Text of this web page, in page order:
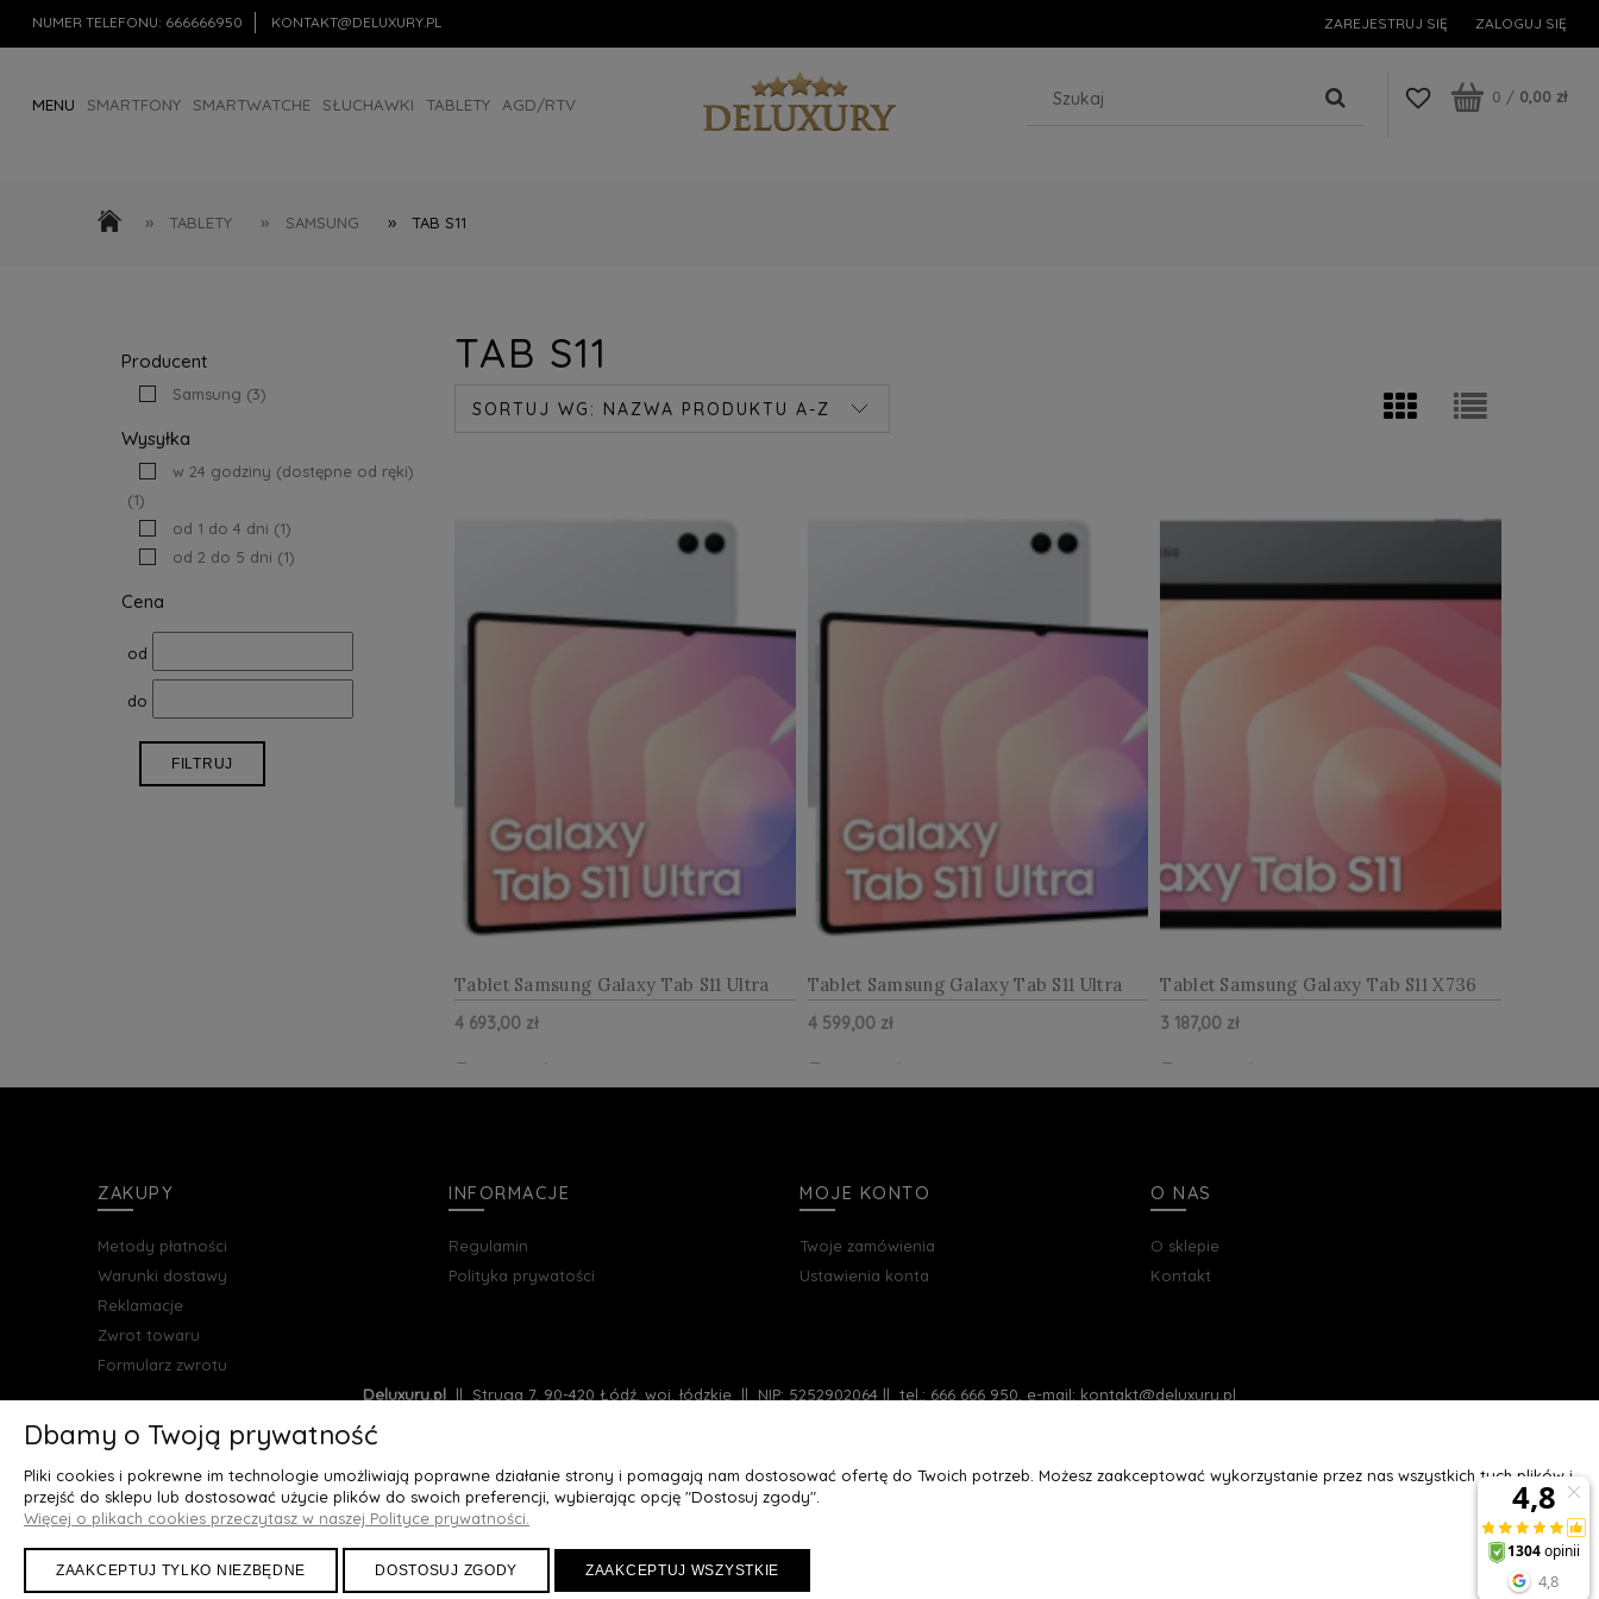
NUMER TELEFONU: 666666950 KONTAKT@DELUXURY.PL ZAREJESTRUJ SIĘ ZALOGUJ SIĘ
MENU SMARTFONY SMARTWATCHE SŁUCHAWKI TABLETY AGD/RTV 0 / 0,00 zł
» TABLETY » SAMSUNG » TAB S11
Producent
Samsung (3)
Wysyłka
w 24 godziny (dostępne od ręki)
(1)
od 1 do 4 dni (1)
od 2 do 5 dni (1)
Cena
od
do
FILTRUJ
TAB S11
SORTUJ WG: NAZWA PRODUKTU A-Z
Tablet Samsung Galaxy Tab S11 Ultra
X930 WiFi 14.6 12GB RAM 256GB -
Silver
4 693,00 zł
Tablet Samsung Galaxy Tab S11 Ultra
X936 5G 14.6 12GB RAM 256GB - Silver
4 599,00 zł
Tablet Samsung Galaxy Tab S11 X736
5G 11 12GB RAM 128GB - Gray
3 187,00 zł
ZAKUPY
Metody płatności
Warunki dostawy
Reklamacje
Zwrot towaru
Formularz zwrotu
INFORMACJE
Regulamin
Polityka prywatości
MOJE KONTO
Twoje zamówienia
Ustawienia konta
O NAS
O sklepie
Kontakt
Deluxury.pl || Struga 7, 90-420 Łódź, woj. łódzkie || NIP: 5252902064 || tel.: 666 666 950, e-mail: kontakt@deluxury.pl
MaxsoteRocoto Theme. All rights reserved
Dbamy o Twoją prywatność
Pliki cookies i pokrewne im technologie umożliwiają poprawne działanie strony i pomagają nam dostosować ofertę do Twoich potrzeb. Możesz zaakceptować wykorzystanie przez nas wszystkich tych plików i
przejść do sklepu lub dostosować użycie plików do swoich preferencji, wybierając opcję "Dostosuj zgody".
Więcej o plikach cookies przeczytasz w naszej Polityce prywatności.
ZAAKCEPTUJ TYLKO NIEZBĘDNE DOSTOSUJ ZGODY ZAAKCEPTUJ WSZYSTKIE